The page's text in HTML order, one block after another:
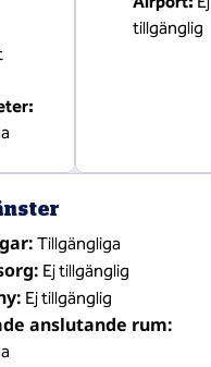
:
tillgänglig
: Tillgängliga
: Ej tillgänglig
: Ej tillgänglig
anslutande rum: